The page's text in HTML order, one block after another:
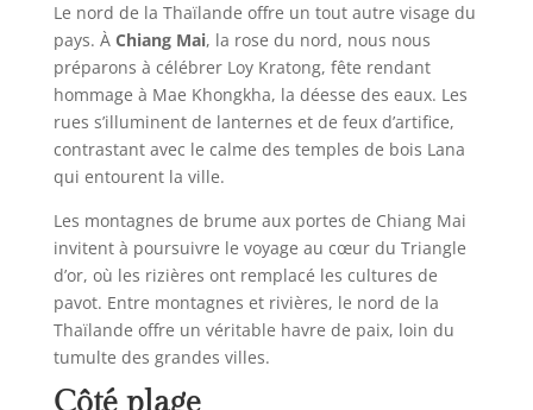
Le nord de la Thaïlande offre un tout autre visage du
pays. À Chiang Mai, la rose du nord, nous nous
préparons à célébrer Loy Kratong, fête rendant
hommage à Mae Khongkha, la déesse des eaux. Les
rues s’illuminent de lanternes et de feux d’artifice,
contrastant avec le calme des temples de bois Lana
qui entourent la ville.
Les montagnes de brume aux portes de Chiang Mai
invitent à poursuivre le voyage au cœur du Triangle
d’or, où les rizières ont remplacé les cultures de
pavot. Entre montagnes et rivières, le nord de la
Thaïlande offre un véritable havre de paix, loin du
tumulte des grandes villes.